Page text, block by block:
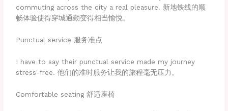
commuting across the city a real pleasure. 新地铁线的顺
畅体验使得穿城通勤变得相当愉悦。
Punctual service 服务准点
I have to say their punctual service made my journey
stress-free. 他们的准时服务让我的旅程毫无压力。
Comfortable seating 舒适座椅